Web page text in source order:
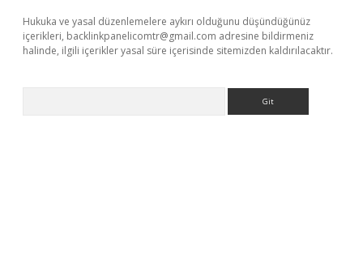
Hukuka ve yasal düzenlemelere aykırı olduğunu düşündüğünüz
içerikleri, backlinkpanelicomtr@gmail.com adresine bildirmeniz
halinde, ilgili içerikler yasal süre içerisinde sitemizden kaldırılacaktır.